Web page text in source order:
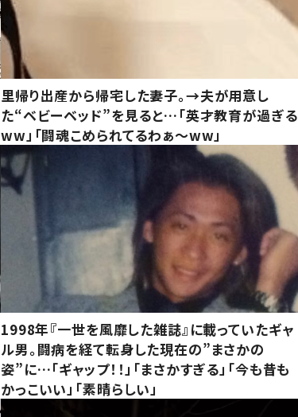
里帰り出産から帰宅した妻子。→夫が用意し
た“ベビーベッド”を見ると…「英才教育が過ぎる
ww」「闘魂こめられてるわぁ～ww」
1998年『一世を風靡した雑誌』に載っていたギャ
ル男。闘病を経て転身した現在の”まさかの
姿”に…「ギャップ！！」「まさかすぎる」「今も昔も
かっこいい」「素晴らしい」